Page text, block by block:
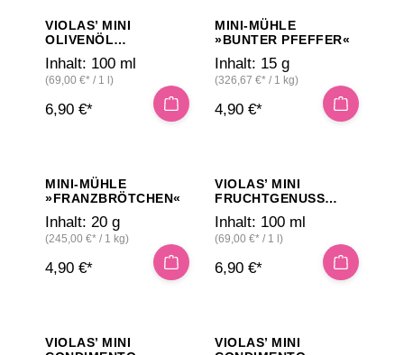
VIOLAS’ MINI
OLIVENÖL
Inhalt: 100 ml
(69,00 €* / 1 l)
6,90 €*
MINI-MÜHLE
»BUNTER PFEFFER«
Inhalt: 15 g
(326,67 €* / 1 kg)
4,90 €*
MINI-MÜHLE
»FRANZBRÖTCHEN«
Inhalt: 20 g
(245,00 €* / 1 kg)
4,90 €*
VIOLAS’ MINI
FRUCHTGENUSS
Inhalt: 100 ml
(69,00 €* / 1 l)
6,90 €*
VIOLAS’ MINI
VIOLAS’ MINI